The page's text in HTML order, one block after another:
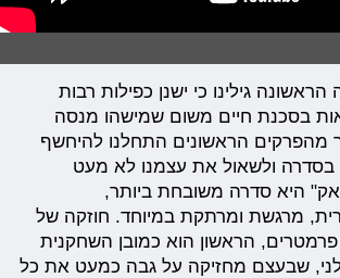
גילינו כי ישנן כפילות רבות
בסכנת חיים משום שמישהו מנסה
מהפרקים הראשונים התחלנו להיחשף
בסדרה ולשאול את עצמנו לא מעט
היא סדרה משובחת ביותר,
מרגשת ומרתקת במיוחד. חוזקה של
הראשון הוא כמובן השחקנית
שבעצם מחזיקה על גבה כמעט את כל